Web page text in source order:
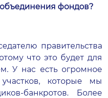
фондов?
правительства
что это будет для
У нас есть огромное
которые мы
банкротов. Более